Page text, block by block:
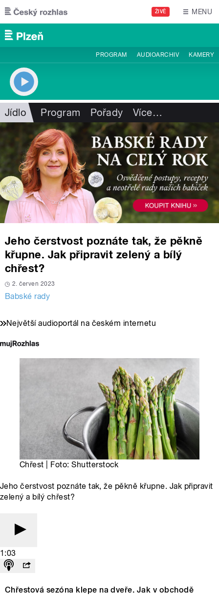
Přejít k hlavnímu obsahu
ŽIVĚ MENU
PROGRAM AUDIOARCHIV KAMERY
Jídlo Program Pořady Více…
Jeho čerstvost poznáte tak, že pěkně
křupne. Jak připravit zelený a bílý
chřest?
2. červen 2023
Babské rady
Největší audioportál na českém internetu
Chřest | Foto: Shutterstock
Jeho čerstvost poznáte tak, že pěkně křupne. Jak připravit
zelený a bílý chřest?
1:03
Chřestová sezóna klepe na dveře. Jak v obchodě